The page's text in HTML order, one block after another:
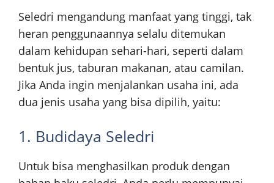
Seledri mengandung manfaat yang tinggi, tak
heran penggunaannya selalu ditemukan
dalam kehidupan sehari-hari, seperti dalam
bentuk jus, taburan makanan, atau camilan.
Jika Anda ingin menjalankan usaha ini, ada
dua jenis usaha yang bisa dipilih, yaitu:
1. Budidaya Seledri
Untuk bisa menghasilkan produk dengan